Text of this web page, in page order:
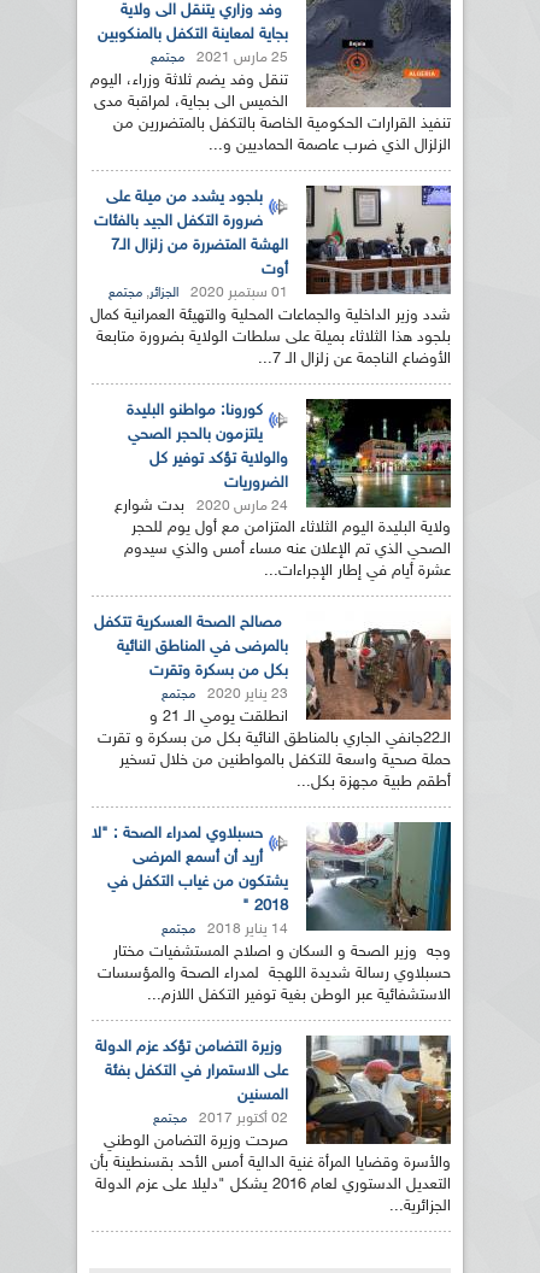
وفد وزاري يتنقل الى ولاية
بجاية لمعاينة التكفل بالمنكوبين
25 مارس 2021 مجتمع
تنقل وفد يضم ثلاثة وزراء، اليوم
الخميس الى بجاية، لمراقبة مدى
تنفيذ القرارات الحكومية الخاصة بالتكفل بالمتضررين من
الزلزال الذي ضرب عاصمة الحماديين و...
بلجود يشدد من ميلة على
ضرورة التكفل الجيد بالفئات
الهشة المتضررة من زلزال الـ7
أوت
01 سبتمبر 2020 الجزائر, مجتمع
شدد وزير الداخلية والجماعات المحلية والتهيئة العمرانية كمال
بلجود هذا الثلاثاء بميلة على سلطات الولاية بضرورة متابعة
الأوضاع الناجمة عن زلزال الـ 7...
كورونا: مواطنو البليدة
يلتزمون بالحجر الصحي
والولاية تؤكد توفير كل
الضروريات
24 مارس 2020
بدت شوارع
ولاية البليدة اليوم الثلاثاء المتزامن مع أول يوم للحجر
الصحي الذي تم الإعلان عنه مساء أمس والذي سيدوم
عشرة أيام في إطار الإجراءات...
مصالح الصحة العسكرية تتكفل
بالمرضى في المناطق النائية
بكل من بسكرة وتقرت
23 يناير 2020 مجتمع
انطلقت يومي الـ 21 و
الـ22جانفي الجاري بالمناطق النائية بكل من بسكرة و تقرت
حملة صحية واسعة للتكفل بالمواطنين من خلال تسخير
أطقم طبية مجهزة بكل...
حسبلاوي لمدراء الصحة : "لا
أريد أن أسمع المرضى
يشتكون من غياب التكفل في
2018 "
14 يناير 2018 مجتمع
وجه وزير الصحة و السكان و اصلاح المستشفيات مختار
حسبلاوي رسالة شديدة اللهجة لمدراء الصحة والمؤسسات
الاستشفائية عبر الوطن بغية توفير التكفل اللازم...
وزيرة التضامن تؤكد عزم الدولة
على الاستمرار في التكفل بفئة
المسنين
02 أكتوبر 2017 مجتمع
صرحت وزيرة التضامن الوطني
والأسرة وقضايا المرأة غنية الدالية أمس الأحد بقسنطينة بأن
التعديل الدستوري لعام 2016 يشكل "دليلا على عزم الدولة
الجزائرية...